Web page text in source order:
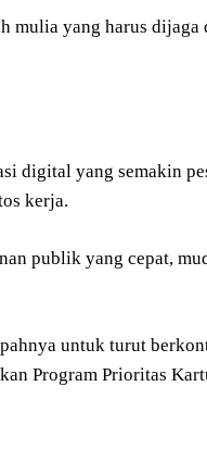
mulia yang harus
digital yang semakin
kerja.
publik yang cepat,
untuk turut
Program Prioritas